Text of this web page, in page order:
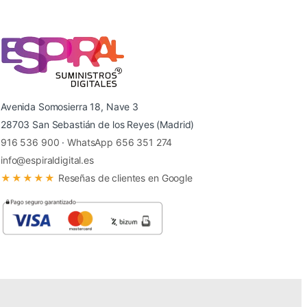
Avenida Somosierra 18, Nave 3
28703 San Sebastián de los Reyes (Madrid)
916 536 900 ·WhatsApp 656 351 274
info@espiraldigital.es
★★★★★ Reseñas de clientes en Google